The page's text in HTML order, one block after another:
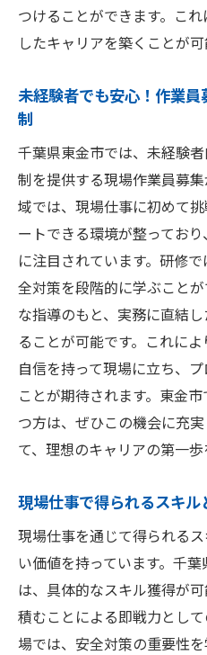
高収入の現場作業員が
ンド
高収入を得るため
地域経済の動向と
影響
国際的な労働市場
及
持続可能性とエコ
変化
千葉県東金市の現場仕
ルを手に入れる
仕事とプライベー
地域コミュニティ
質向上
現場仕事を通じて
家族と過ごす時間
地域の魅力を活か
現場作業員募集で新た
ングと準備
つけることができます。こ
したキャリアを築くことが可
未経験者でも安心！作業
制
千葉県東金市では、未経験
制を提供する現場作業員募
域では、現場仕事に初めて
ートできる環境が整ってお
に注目されています。研修
全対策を段階的に学ぶこと
な指導のもと、実務に直結
ることが可能です。これに
自信を持って現場に立ち、
ことが期待されます。東金
つ方は、ぜひこの機会に充
て、理想のキャリアの第一歩
現場仕事で得られるスキル
現場仕事を通じて得られる
い価値を持っています。千
は、具体的なスキル獲得が
積むことによる即戦力とし
場では、安全対策の重要性